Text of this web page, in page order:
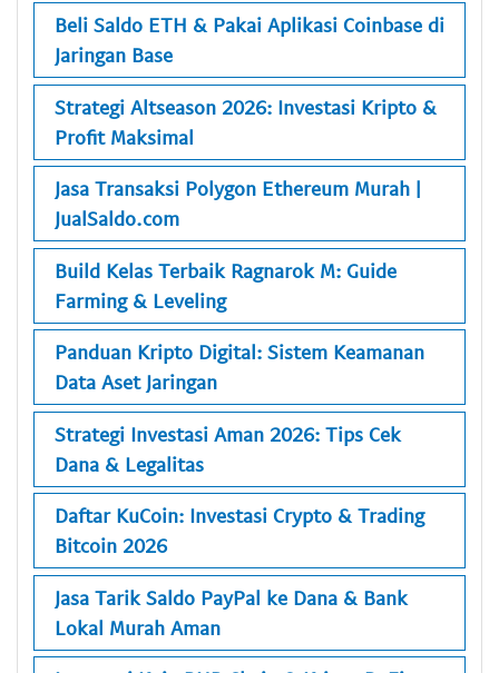
Beli Saldo ETH & Pakai Aplikasi Coinbase di
Jaringan Base
Strategi Altseason 2026: Investasi Kripto &
Profit Maksimal
Jasa Transaksi Polygon Ethereum Murah |
JualSaldo.com
Build Kelas Terbaik Ragnarok M: Guide
Farming & Leveling
Panduan Kripto Digital: Sistem Keamanan
Data Aset Jaringan
Strategi Investasi Aman 2026: Tips Cek
Dana & Legalitas
Daftar KuCoin: Investasi Crypto & Trading
Bitcoin 2026
Jasa Tarik Saldo PayPal ke Dana & Bank
Lokal Murah Aman